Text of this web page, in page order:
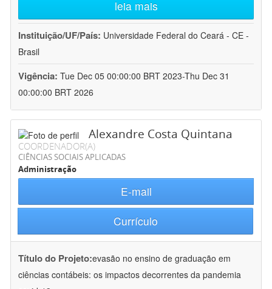
leia mais
Instituição/UF/País: Universidade Federal do Ceará - CE -
Brasil
Vigência: Tue Dec 05 00:00:00 BRT 2023-Thu Dec 31
00:00:00 BRT 2026
Alexandre Costa Quintana
COORDENADOR(A)
CIÊNCIAS SOCIAIS APLICADAS
Administração
E-mail
Currículo
Título do Projeto:evasão no ensino de graduação em
ciências contábeis: os impactos decorrentes da pandemia